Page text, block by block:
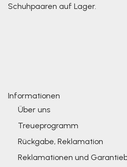
Schuhpaaren auf Lager.
Informationen
Über uns
Treueprogramm
Rückgabe, Reklamation
Reklamationen und